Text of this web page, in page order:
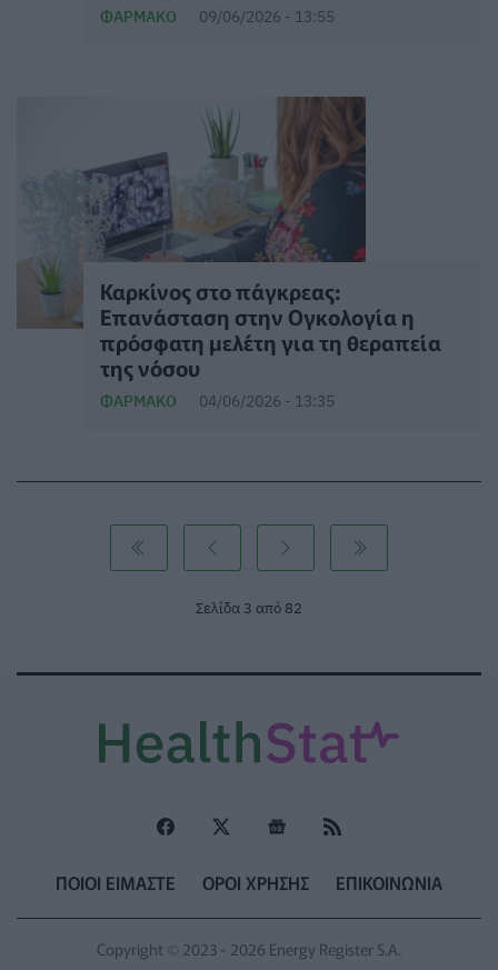
ΦΆΡΜΑΚΟ 09/06/2026 - 13:55
Καρκίνος στο πάγκρεας:
Επανάσταση στην Ογκολογία η
πρόσφατη μελέτη για τη θεραπεία
της νόσου
ΦΆΡΜΑΚΟ 04/06/2026 - 13:35
Σελίδα 3 από 82
ΠΟΙΟΙ ΕΙΜΑΣΤΕ ΟΡΟΙ ΧΡΗΣΗΣ ΕΠΙΚΟΙΝΩΝΙΑ
Copyright © 2023 - 2026 Energy Register S.A.